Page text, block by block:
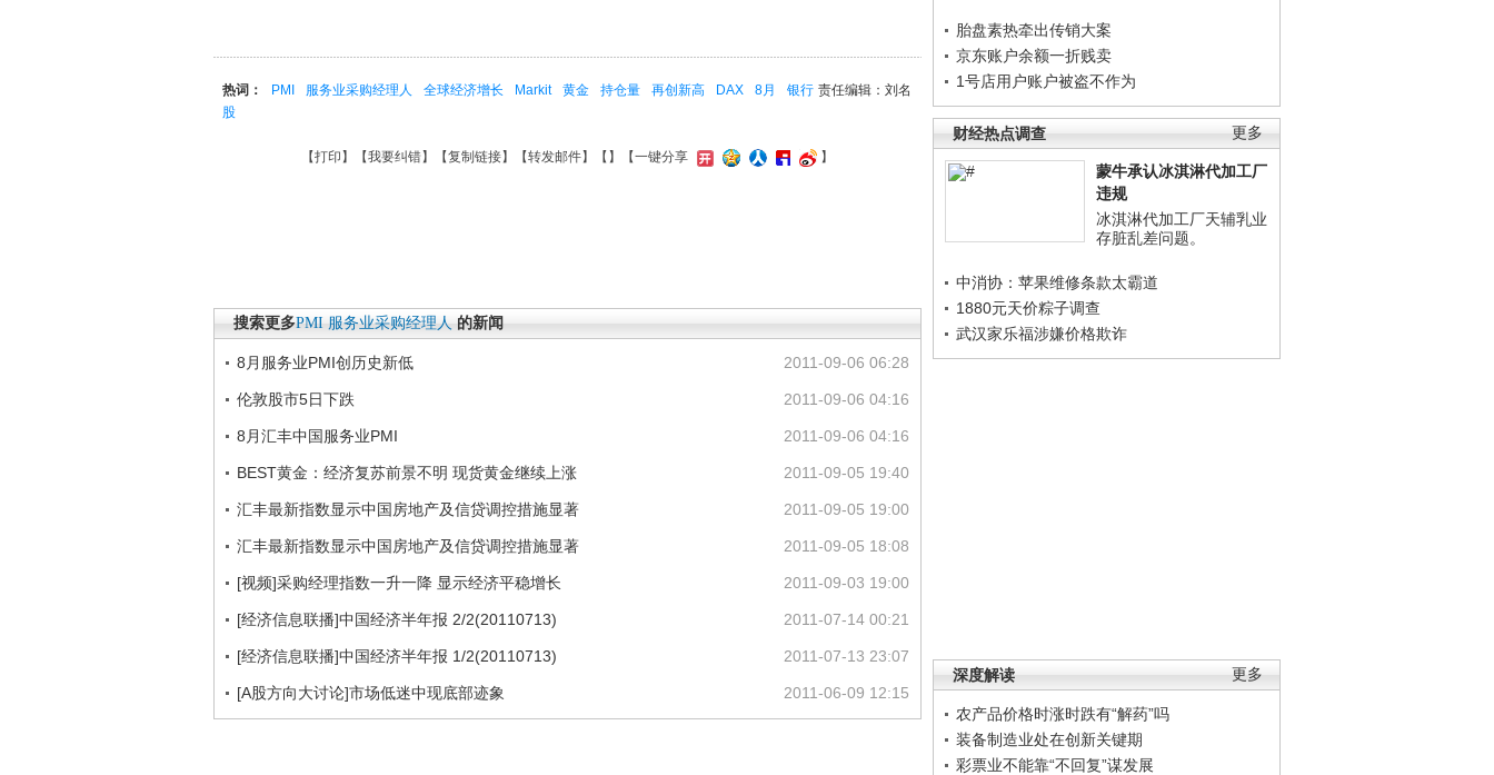
胎盘素热牵出传销大案
京东账户余额一折贱卖
1号店用户账户被盗不作为
更多
财经热点调查
蒙牛承认冰淇淋代加工厂
违规
冰淇淋代加工厂天辅乳业
存脏乱差问题。
中消协：苹果维修条款太霸道
1880元天价粽子调查
武汉家乐福涉嫌价格欺诈
更多
深度解读
农产品价格时涨时跌有“解药”吗
装备制造业处在创新关键期
彩票业不能靠“不回复”谋发展
责任编辑：刘名
热词： PMI 服务业采购经理人 全球经济增长 Markit 黄金 持仓量 再创新高 DAX 8月
银行
股
【打印 】【我要纠错】【复制链接】【转发邮件】【 】 【一键分享 】
搜索更多PMI 服务业采购经理人 的新闻
2011-09-06 06:28
8月服务业PMI创历史新低
2011-09-06 04:16
伦敦股市5日下跌
2011-09-06 04:16
8月汇丰中国服务业PMI
2011-09-05 19:40
BEST黄金：经济复苏前景不明 现货黄金继续上涨
2011-09-05 19:00
汇丰最新指数显示中国房地产及信贷调控措施显著
2011-09-05 18:08
汇丰最新指数显示中国房地产及信贷调控措施显著
2011-09-03 19:00
[视频]采购经理指数一升一降 显示经济平稳增长
2011-07-14 00:21
[经济信息联播]中国经济半年报 2/2(20110713)
2011-07-13 23:07
[经济信息联播]中国经济半年报 1/2(20110713)
2011-06-09 12:15
[A股方向大讨论]市场低迷中现底部迹象